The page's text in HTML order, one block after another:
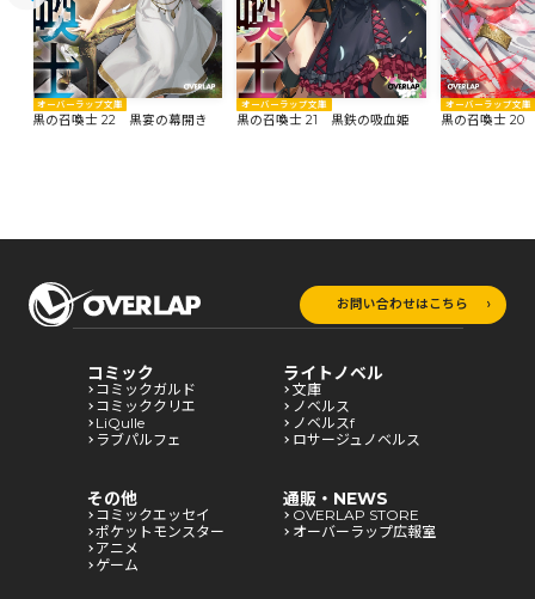
オーバーラップ文庫
黒の召喚士 22 黒宴の幕開き
オーバーラップ文庫
黒の召喚士 21 黒鉄の吸血姫
オーバーラップ文庫
黒の召喚士 20
お問い合わせはこちら
コミック
コミックガルド
コミッククリエ
LiQulle
ラブパルフェ
ライトノベル
文庫
ノベルス
ノベルスf
ロサージュノベルス
その他
コミックエッセイ
ポケットモンスター
アニメ
ゲーム
通販・NEWS
OVERLAP STORE
オーバーラップ広報室